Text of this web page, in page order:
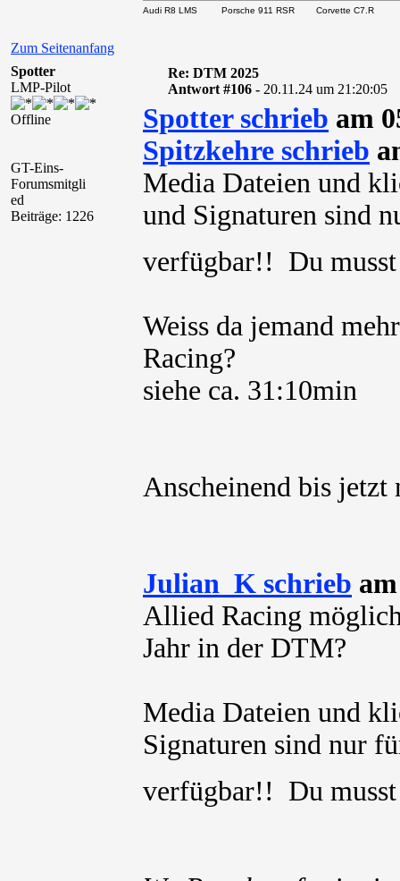
Zum Seitenanfang
Audi R8 LMS Porsche 911 RSR Corvette C7.R
Spotter
LMP-Pilot
Offline
GT-Eins-
Forumsmitgli
ed
Beiträge: 1226
Re: DTM 2025
Antwort #106 - 20.11.24 um 21:20:05
Spotter schrieb am
Spitzkehre schrieb
Media Dateien und
und Signaturen sind
verfügbar!! Du
Weiss da jemand
Racing?
siehe ca. 31:10min
Anscheinend bis jetzt
Julian_K schrieb
Allied Racing
Jahr in der DTM?
Media Dateien und
Signaturen sind nur
verfügbar!! Du